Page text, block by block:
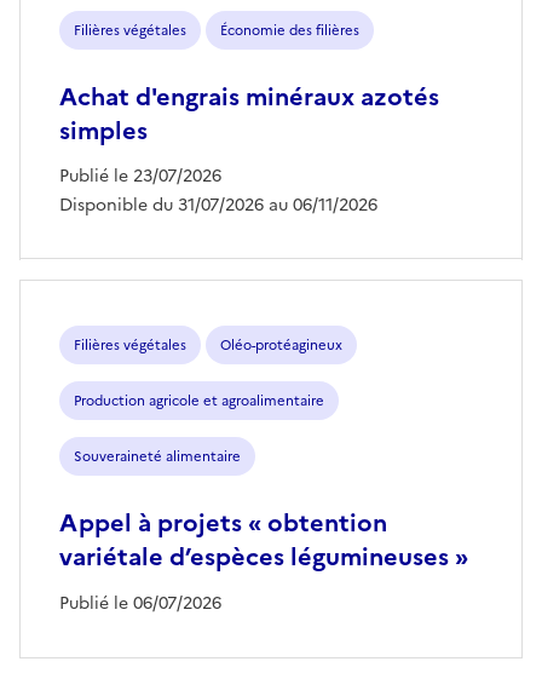
Filières végétales Économie des filières
Achat d'engrais minéraux azotés
simples
Publié le 23/07/2026
Disponible du 31/07/2026 au 06/11/2026
Filières végétales Oléo-protéagineux
Production agricole et agroalimentaire
Souveraineté alimentaire
Appel à projets « obtention
variétale d’espèces légumineuses »
Publié le 06/07/2026